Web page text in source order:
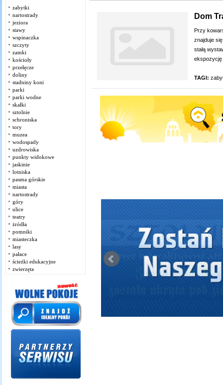
zabytki
nartostrady
jeziora
stawy
wspinaczka
szczyty
zamki
kościoły
przełęcze
doliny
stadniny koni
parki
parki wodne
skałki
sztolnie
schroniska
tory
muzea
wodospady
uzdrowiska
punkty widokowe
jaskinie
lotniska
pasma górskie
miasta
nartostrady
góry
ulice
teatry
żródła
pomniki
miasteczka
lasy
pałace
ścieżki edukacyjne
zwierzęta
Dom
Przy
znajduje
stałą
ekspozycję
TAGI: